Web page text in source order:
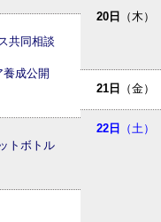
共同相談
成公開
トボトル
20日 （木）
21日 （金）
22日 （土）